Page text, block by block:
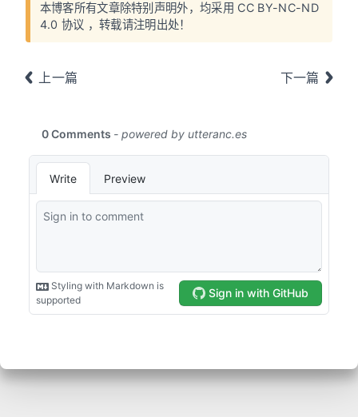
本博客所有文章除特别声明外，均采用 CC BY-NC-ND
4.0 协议 ，转载请注明出处！
上一篇 下一篇